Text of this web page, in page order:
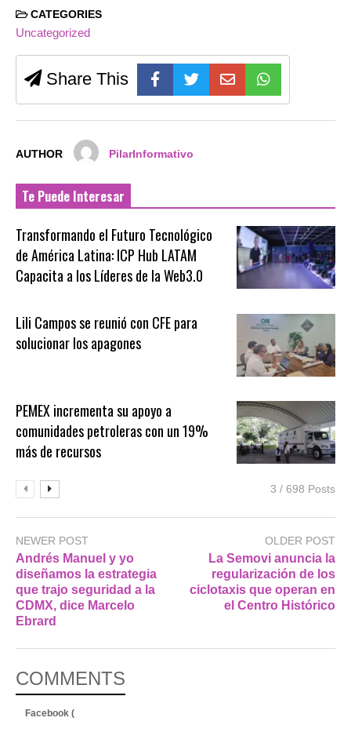
CATEGORIES
Uncategorized
Share This
AUTHOR PilarInformativo
Te Puede Interesar
Transformando el Futuro Tecnológico
de América Latina: ICP Hub LATAM
Capacita a los Líderes de la Web3.0
Lili Campos se reunió con CFE para
solucionar los apagones
PEMEX incrementa su apoyo a
comunidades petroleras con un 19%
más de recursos
3 / 698 Posts
NEWER POST
Andrés Manuel y yo
diseñamos la estrategia
que trajo seguridad a la
CDMX, dice Marcelo
Ebrard
OLDER POST
La Semovi anuncia la
regularización de los
ciclotaxis que operan en
el Centro Histórico
COMMENTS
Facebook (